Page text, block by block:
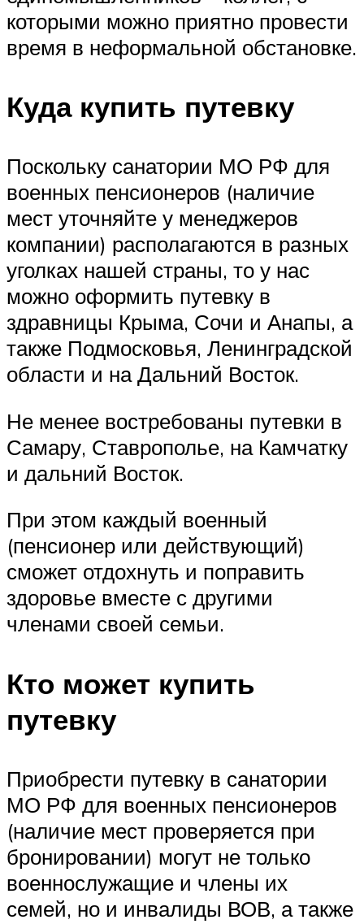
которыми можно приятно провести
время в неформальной обстановке.
Куда купить путевку
Поскольку санатории МО РФ для
военных пенсионеров (наличие
мест уточняйте у менеджеров
компании) располагаются в разных
уголках нашей страны, то у нас
можно оформить путевку в
здравницы Крыма, Сочи и Анапы, а
также Подмосковья, Ленинградской
области и на Дальний Восток.
Не менее востребованы путевки в
Самару, Ставрополье, на Камчатку
и дальний Восток.
При этом каждый военный
(пенсионер или действующий)
сможет отдохнуть и поправить
здоровье вместе с другими
членами своей семьи.
Кто может купить
путевку
Приобрести путевку в санатории
МО РФ для военных пенсионеров
(наличие мест проверяется при
бронировании) могут не только
военнослужащие и члены их
семей, но и инвалиды ВОВ, а также